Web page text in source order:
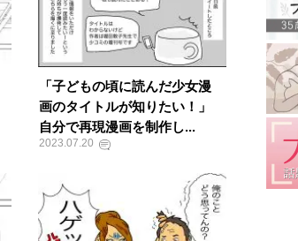
「子どもの頃に読んだ少女漫
画のタイトルが知りたい！」
自分で再現漫画を制作し...
2023.07.20